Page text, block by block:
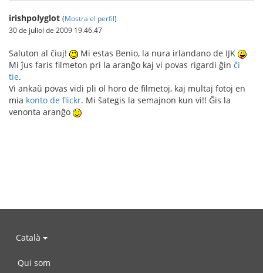
irishpolyglot (Mostra el perfil)
30 de juliol de 2009 19.46.47
Saluton al ĉiuj!
Mi estas Benio, la nura irlandano de IJK
Mi ĵus faris filmeton pri la aranĝo kaj vi povas rigardi ĝin ĉi
tie.
Vi ankaŭ povas vidi pli ol horo de filmetoj, kaj multaj fotoj en
mia konto de flickr. Mi ŝategis la semajnon kun vi!! Ĝis la
venonta aranĝo
Català
Qui som